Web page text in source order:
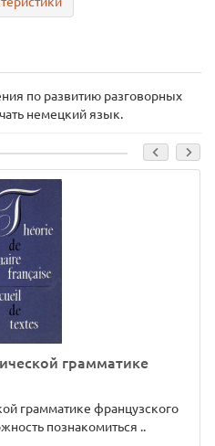
по развитию разговорных
немецкий язык.
грамматике
грамматике французского
познакомиться ..